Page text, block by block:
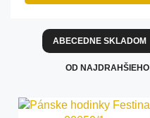
ABECEDNE SKLADOM
OD NAJDRAHŠIEHO